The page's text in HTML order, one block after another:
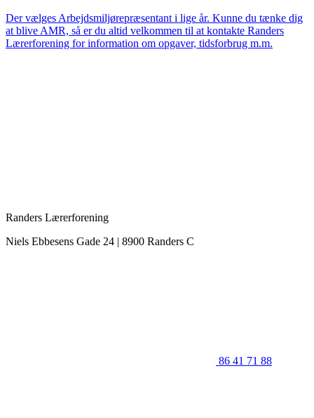
Der vælges Arbejdsmiljørepræsentant i lige år. Kunne du tænke dig
at blive AMR, så er du altid velkommen til at kontakte Randers
Lærerforening for information om opgaver, tidsforbrug m.m.
Randers Lærerforening
Niels Ebbesens Gade 24 | 8900 Randers C
86 41 71 88